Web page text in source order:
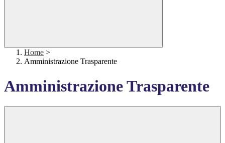
Home >
Amministrazione Trasparente
Amministrazione Trasparente